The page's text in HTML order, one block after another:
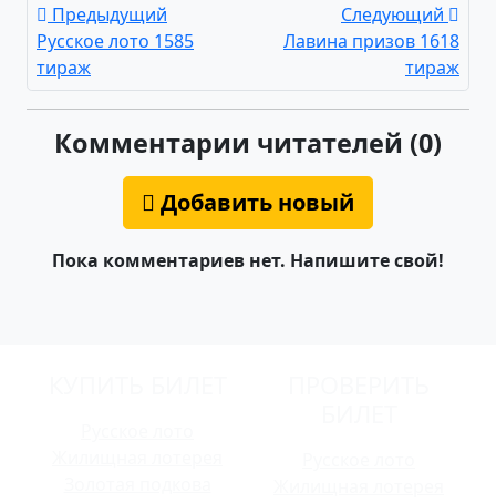
Предыдущий
Русское лото 1585
тираж
Следующий
Лавина призов 1618
тираж
Комментарии читателей (0)
Добавить новый
Пока комментариев нет. Напишите свой!